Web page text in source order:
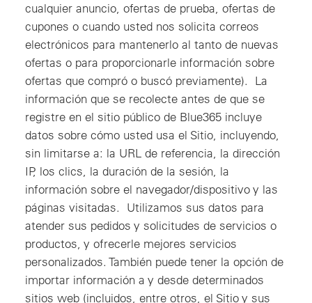
cualquier anuncio, ofertas de prueba, ofertas de
cupones o cuando usted nos solicita correos
electrónicos para mantenerlo al tanto de nuevas
ofertas o para proporcionarle información sobre
ofertas que compró o buscó previamente). La
información que se recolecte antes de que se
registre en el sitio público de Blue365 incluye
datos sobre cómo usted usa el Sitio, incluyendo,
sin limitarse a: la URL de referencia, la dirección
IP, los clics, la duración de la sesión, la
información sobre el navegador/dispositivo y las
páginas visitadas. Utilizamos sus datos para
atender sus pedidos y solicitudes de servicios o
productos, y ofrecerle mejores servicios
personalizados. También puede tener la opción de
importar información a y desde determinados
sitios web (incluidos, entre otros, el Sitio y sus